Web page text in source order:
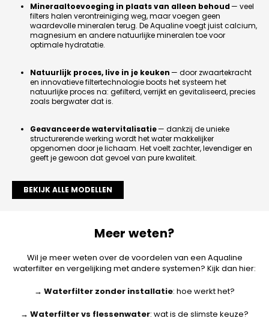
Mineraaltoevoeging in plaats van alleen behoud — veel
filters halen verontreiniging weg, maar voegen geen
waardevolle mineralen terug. De Aqualine voegt juist calcium,
magnesium en andere natuurlijke mineralen toe voor
optimale hydratatie.
Natuurlijk proces, live in je keuken — door zwaartekracht
en innovatieve filtertechnologie boots het systeem het
natuurlijke proces na: gefilterd, verrijkt en gevitaliseerd, precies
zoals bergwater dat is.
Geavanceerde watervitalisatie— dankzij de unieke
structurerende werking wordt het water makkelijker
opgenomen door je lichaam. Het voelt zachter, levendiger en
geeft je gewoon dat gevoel van pure kwaliteit.
BEKIJK ALLE MODELLEN
Meer weten?
Wil je meer weten over de voordelen van een Aqualine
waterfilter en vergelijking met andere systemen? Kijk dan hier:
→ Waterfilter zonder installatie: hoe werkt het?
→ Waterfilter vs flessenwater: wat is de slimste keuze?